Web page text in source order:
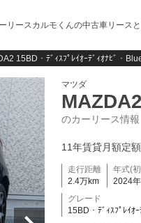
リースカルモくんの中古車リースと
15BD・ﾃﾞｨｽﾌﾟﾚｲｵｰﾃﾞｨｵﾅﾋﾞ・
マツダ
MAZDA2
のカーリース情報
11年賃貸月額定額
走行距離
2.4万km
年式(
2024年
グレード
15BD・ﾃﾞｨｽﾌﾟﾚｲｵ